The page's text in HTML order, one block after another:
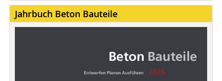
Jahrbuch Beton Bauteile